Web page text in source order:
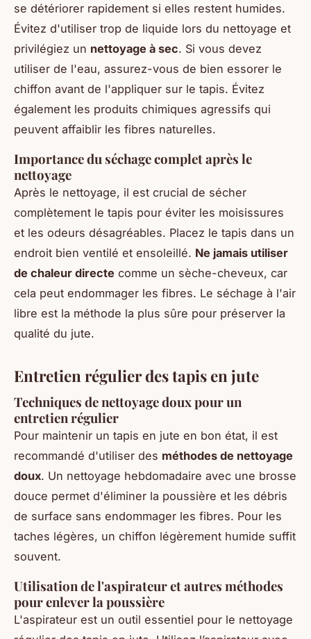
se détériorer rapidement si elles restent humides.
Évitez d'utiliser trop de liquide lors du nettoyage et
privilégiez un nettoyage à sec. Si vous devez
utiliser de l'eau, assurez-vous de bien essorer le
chiffon avant de l'appliquer sur le tapis. Évitez
également les produits chimiques agressifs qui
peuvent affaiblir les fibres naturelles.
Importance du séchage complet après le
nettoyage
Après le nettoyage, il est crucial de sécher
complètement le tapis pour éviter les moisissures
et les odeurs désagréables. Placez le tapis dans un
endroit bien ventilé et ensoleillé. Ne jamais utiliser
de chaleur directe comme un sèche-cheveux, car
cela peut endommager les fibres. Le séchage à l'air
libre est la méthode la plus sûre pour préserver la
qualité du jute.
Entretien régulier des tapis en jute
Techniques de nettoyage doux pour un
entretien régulier
Pour maintenir un tapis en jute en bon état, il est
recommandé d'utiliser des méthodes de nettoyage
doux. Un nettoyage hebdomadaire avec une brosse
douce permet d'éliminer la poussière et les débris
de surface sans endommager les fibres. Pour les
taches légères, un chiffon légèrement humide suffit
souvent.
Utilisation de l'aspirateur et autres méthodes
pour enlever la poussière
L'aspirateur est un outil essentiel pour le nettoyage